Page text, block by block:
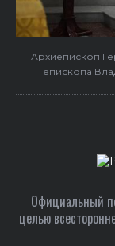
Архиепископ
епископа
Официальный
целью